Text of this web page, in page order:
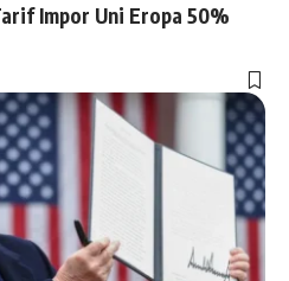
Impor Uni Eropa 50%